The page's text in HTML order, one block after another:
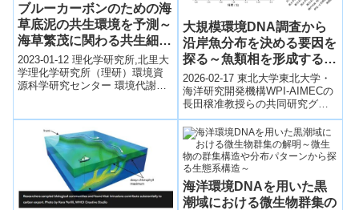
ブルーカーボンのための海
草底泥の共生環境を予測～
海草繁茂に関わる共生細菌
群の因果関係を「見える
化」～
2023-01-12 理化学研究所,北里大
学理化学研究所（理研）環境資
源科学研究センター 環境代謝分
タ...
大規模環境DNA調査から
沿岸魚分布を決める要因を
探る～魚類相を形成する複
雑な海流の働きが明らかに
～
2026-02-17 東北大学東北大学・
海洋研究開発機構WPI-AIMECの
長田穣准教授らの共同研究グル
ープは、日本全国528地点で過去
最大規模の環境DNA調査...
海洋環境DNAを用いた黒
潮域における微生物群集の